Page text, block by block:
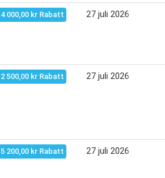
4 000,00 kr Rabatt 27 juli 2026
2 500,00 kr Rabatt 27 juli 2026
5 200,00 kr Rabatt 27 juli 2026